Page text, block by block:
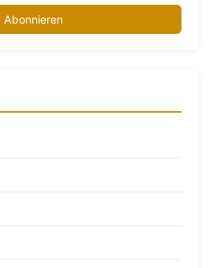
Abonnieren